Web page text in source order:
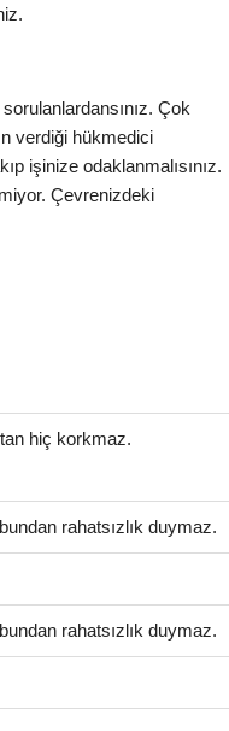
Çok
verdiği hükmedici
işinize odaklanmalısınız.
Çevrenizdeki
hiç korkmaz.
rahatsızlık duymaz.
rahatsızlık duymaz.